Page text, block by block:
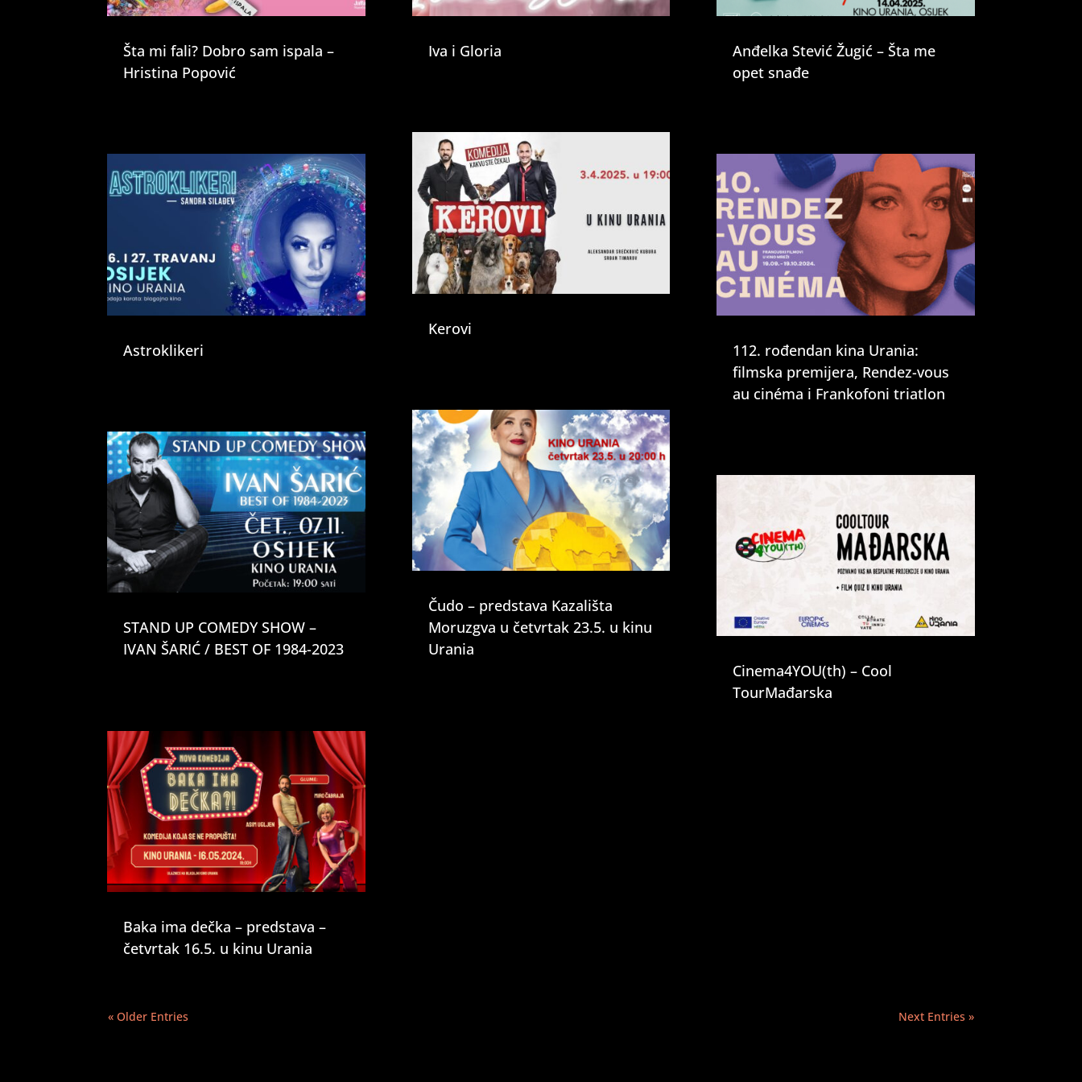
Šta mi fali? Dobro sam ispala –
Hristina Popović
Astroklikeri
STAND UP COMEDY SHOW –
IVAN ŠARIĆ / BEST OF 1984-2023
Baka ima dečka – predstava –
četvrtak 16.5. u kinu Urania
Iva i Gloria
Kerovi
Čudo – predstava Kazališta
Moruzgva u četvrtak 23.5. u kinu
Urania
Anđelka Stević Žugić – Šta me
opet snađe
112. rođendan kina Urania:
filmska premijera, Rendez-vous
au cinéma i Frankofoni triatlon
Cinema4YOU(th) – Cool
TourMađarska
« Older Entries Next Entries »